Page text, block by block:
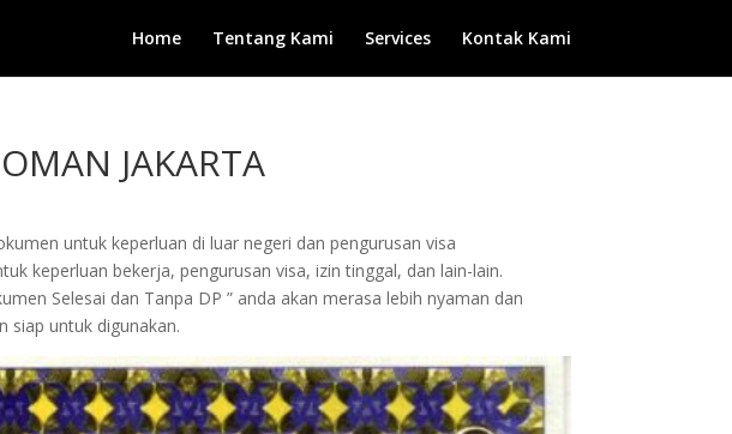
Home Tentang Kami Services Kontak Kami
JAKARTA
untuk keperluan di luar negeri dan pengurusan visa
keperluan bekerja, pengurusan visa, izin tinggal, dan lain-lain.
Selesai dan Tanpa DP ” anda akan merasa lebih nyaman dan
siap untuk digunakan.